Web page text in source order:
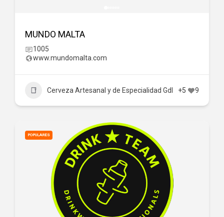
MUNDO MALTA
1005
www.mundomalta.com
Cerveza Artesanal y de Especialidad Gdl +5 9
POPULARES